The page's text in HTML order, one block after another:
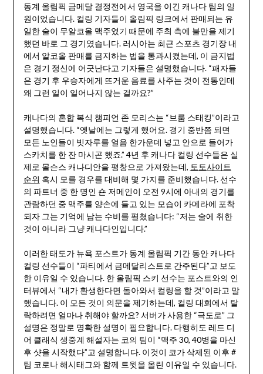
동계 올림픽 금메달 결정전에서 영국을 이긴 캐나다 팀의 일
원이었습니다. 컬링 기자들이 올림픽 링크에서 판매되는 유
일한 술이 무알코올 맥주였기 때문에 주최 측에 불만을 제기
했던 바로 그 경기였습니다. 러시아는 최근 스포츠 경기장 내
에서 알코올 판매를 금지하는 법을 통과시켰는데, 이 금지법
은 경기 정신에 어긋난다고 기자들은 설명했습니다. “패자들
은 경기 후 우승자에게 뜨거운 음료를 사주는 것이 전통인데
왜 그런 일이 일어나지 않는 걸까요?”
캐나다의 혼합 복식 챔피언 존 모리스는 “브룸 스태킹”이라고
설명했습니다. “옛날에는 그렇게 했어요. 경기 중반쯤 되면
모든 노인들이 빗자루를 얼음 한가운데 넣고 안으로 들어가
스카치를 한 잔 마시곤 했죠.” 4년 후 캐나다 컬링 선수들은 실
제로 몰슨스 캐나디안을 평창으로 가져왔는데, 토토사이트
순위 혹시 모를 경우를 대비해 몇 가지를 준비했습니다. 선수
의 파트너 중 한 명인 숀 저메인이 오전 9시에 아내의 경기를
관람하던 중 맥주를 양손에 들고 있는 모습이 카메라에 포착
되자 그는 기억에 남는 수비를 펼쳤습니다: “저는 술에 취한
것이 아니라 그냥 캐나다인입니다.”
이러한 태도가 뉴욕 포스트가 동계 올림픽 기간 동안 캐나다
컬링 선수들이 “파티에서 금메달리스트로 간주된다”고 보도
한 이유일 수 있습니다. 한 올림픽 스키 선수는 포스트와의 인
터뷰에서 “내가 환생한다면 돌아와서 컬링을 할 것”이라고 말
했습니다. 이 모든 것이 의문을 제기하는데, 컬링 대회에서 탈
락하려면 얼마나 취해야 할까요? 서버가 사용한 “극도로” 그
설명은 정말로 명확한 설명이 필요합니다. 다행히도 레드 디
어 클래식 생중계 해설자는 코의 팀이 “맥주 30, 40병을 마신
후 샷을 시작했다”고 설명합니다. 이것이 코가 삭제된 이후 #
팀 코로나 해시태그와 함께 트윗을 올린 이유일 수 있습니다.